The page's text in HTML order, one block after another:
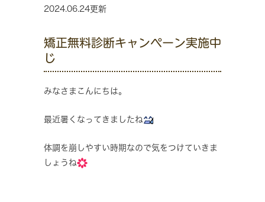
2024.06.24更新
矯正無料診断キャンペーン実施中
じ
みなさまこんにちは。
最近暑くなってきましたね
体調を崩しやすい時期なので気をつけていきま
しょうね